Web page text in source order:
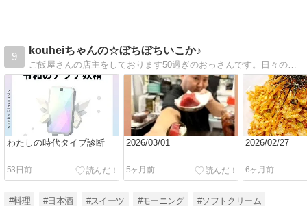
9
kouheiちゃんの☆ぼちぼちいこか♪
ご飯屋さんの店主をしております50過ぎのおっさんです。日々の料理や私生活の愚痴をつづっております。ぼちぼち見てやって下さい。
わたしの時代タイプ診断
53日前
2026/03/01
5ヶ月前
2026/02/27
6ヶ月前
#料理 #日本酒 #スイーツ #モーニング #ソフトクリーム